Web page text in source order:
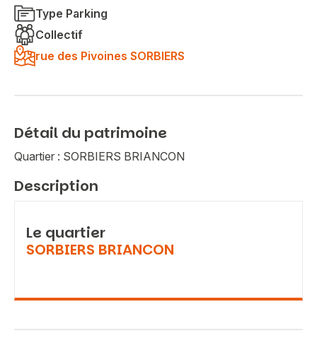
Type Parking
Collectif
rue des Pivoines SORBIERS
Détail du patrimoine
Quartier : SORBIERS BRIANCON
Description
Le quartier
SORBIERS BRIANCON